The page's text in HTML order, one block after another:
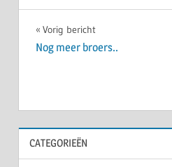
Bericht
navigatie
Vorig bericht
Nog meer broers..
CATEGORIEËN